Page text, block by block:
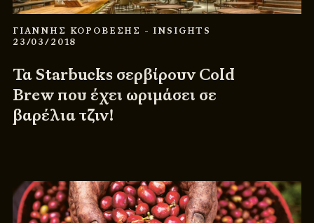
ΓΙΑΝΝΗΣ ΚΟΡΟΒΕΣΗΣ - INSIGHTS
23/03/2018
Τα Starbucks σερβίρουν Cold
Brew που έχει ωριμάσει σε
βαρέλια τζιν!